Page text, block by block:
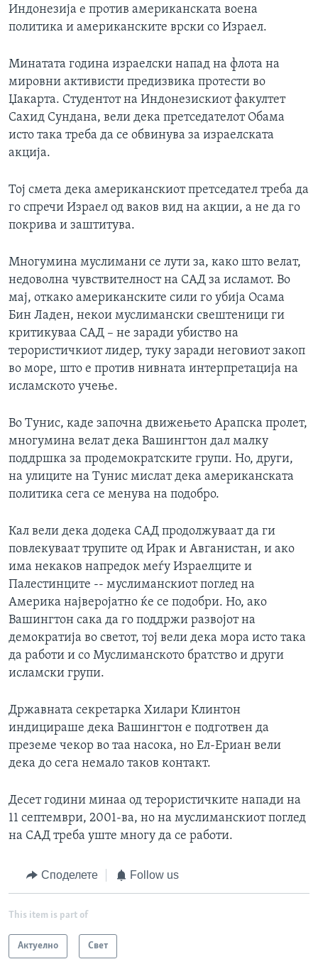
Индонезија е против американската воена
политика и американските врски со Израел.
Минатата година израелски напад на флота на
мировни активисти предизвика протести во
Џакарта. Студентот на Индонезискиот факултет
Сахид Сундана, вели дека претседателот Обама
исто така треба да се обвинува за израелската
акција.
Тој смета дека американскиот претседател треба да
го спречи Израел од ваков вид на акции, а не да го
покрива и заштитува.
Многумина муслимани се лути за, како што велат,
недоволна чувствителност на САД за исламот. Во
мај, откако американските сили го убија Осама
Бин Ладен, некои муслимански свештеници ги
критикуваа САД – не заради убиство на
терористичкиот лидер, туку заради неговиот закоп
во море, што е против нивната интерпретација на
исламското учење.
Во Тунис, каде започна движењето Арапска пролет,
многумина велат дека Вашингтон дал малку
поддршка за продемократските групи. Но, други,
на улиците на Тунис мислат дека американската
политика сега се менува на подобро.
Кал вели дека додека САД продолжуваат да ги
повлекуваат трупите од Ирак и Авганистан, и ако
има некаков напредок меѓу Израелците и
Палестинците -- муслиманскиот поглед на
Америка најверојатно ќе се подобри. Но, ако
Вашингтон сака да го поддржи развојот на
демократија во светот, тој вели дека мора исто така
да работи и со Муслиманското братство и други
исламски групи.
Државната секретарка Хилари Клинтон
индицираше дека Вашингтон е подготвен да
преземе чекор во таа насока, но Ел-Ериан вели
дека до сега немало таков контакт.
Десет години минаа од терористичките напади на
11 септември, 2001-ва, но на муслиманскиот поглед
на САД треба уште многу да се работи.
Споделете Follow us
This item is part of
Актуелно Свет